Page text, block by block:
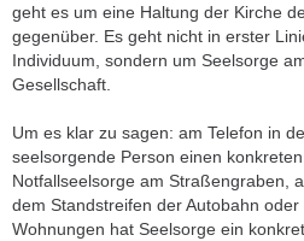
geht es um eine Haltung der Kirche
gegenüber. Es geht nicht in erster
Individuum, sondern um Seelsorge
Gesellschaft.
Um es klar zu sagen: am Telefon in
seelsorgende Person einen
Notfallseelsorge am Straßengraben,
dem Standstreifen der Autobahn
Wohnungen hat Seelsorge ein